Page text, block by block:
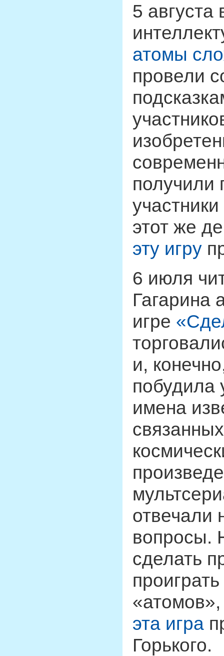
5
атомы
провели
получили
этот же
эту игру
6 июля
Гагарина
игре
и,
побудила
имена
отвечали
вопросы.
сделать
эта игра
Горького.